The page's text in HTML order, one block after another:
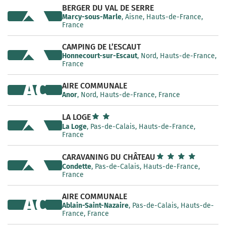
BERGER DU VAL DE SERRE
Marcy-sous-Marle, Aisne, Hauts-de-France,
France
CAMPING DE L’ESCAUT
Honnecourt-sur-Escaut, Nord, Hauts-de-France,
France
AIRE COMMUNALE
Anor, Nord, Hauts-de-France, France
AC
LA LOGE
La Loge, Pas-de-Calais, Hauts-de-France,
France
CARAVANING DU CHÂTEAU
Condette, Pas-de-Calais, Hauts-de-France,
France
AIRE COMMUNALE
Ablain-Saint-Nazaire, Pas-de-Calais, Hauts-de-
France, France
AC